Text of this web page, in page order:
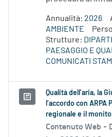
Annualità: 2026
AMBIENTE
Strutture:
PAESAGGIO E
COMUNICATI
Qualità dell’aria, la
l’accordo con
regionale e il
Contenuto Web -